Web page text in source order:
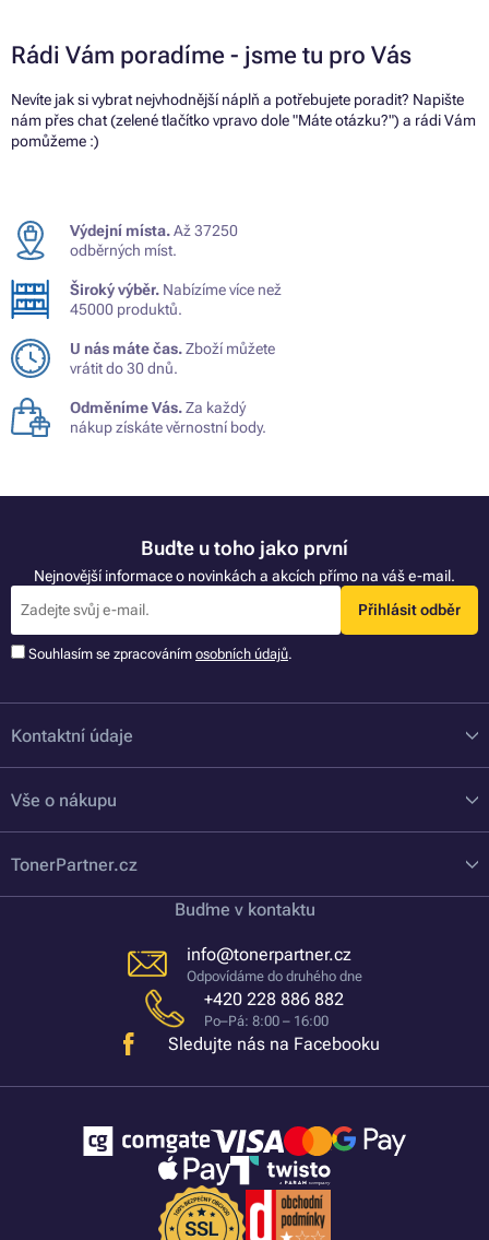
Rádi Vám poradíme - jsme tu pro Vás
Nevíte jak si vybrat nejvhodnější náplň a potřebujete poradit? Napište
nám přes chat (zelené tlačítko vpravo dole "Máte otázku?") a rádi Vám
pomůžeme :)
Výdejní místa.Až 37250
odběrných míst.
Široký výběr. Nabízíme více než
45000 produktů.
U nás máte čas.Zboží můžete
vrátit do 30 dnů.
Odměníme Vás.Za každý
nákup získáte věrnostní body.
Buďte u toho jako první
Nejnovější informace o novinkách a akcích přímo na váš e-mail.
Přihlásit odběr
Souhlasím se zpracováním osobních údajů.
Kontaktní údaje
Vše o nákupu
TonerPartner.cz
Buďme v kontaktu
info@tonerpartner.cz
Odpovídáme do druhého dne
+420 228 886 882
Po–Pá: 8:00 – 16:00
Sledujte nás na Facebooku